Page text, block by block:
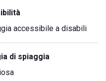
accessibile a disabili
di spiaggia